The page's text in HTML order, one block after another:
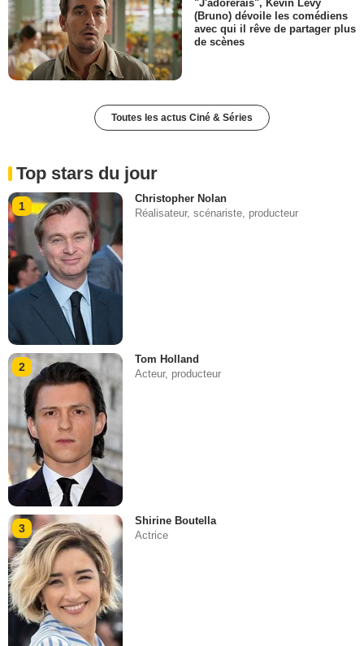
"J'adorerais", Kevin Levy
(Bruno) dévoile les comédiens
avec qui il rêve de partager plus
de scènes
Toutes les actus Ciné & Séries
Top stars du jour
1
Christopher Nolan
Réalisateur, scénariste, producteur
2
Tom Holland
Acteur, producteur
3
Shirine Boutella
Actrice